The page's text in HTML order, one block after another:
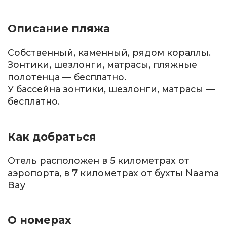
Описание пляжа
Собственный, каменный, рядом кораллы.
Зонтики, шезлонги, матрасы, пляжные
полотенца — бесплатно.
У бассейна зонтики, шезлонги, матрасы —
бесплатно.
Как добраться
Отель расположен в 5 километрах от
аэропорта, в 7 километрах от бухты Naama
Bay
О номерах